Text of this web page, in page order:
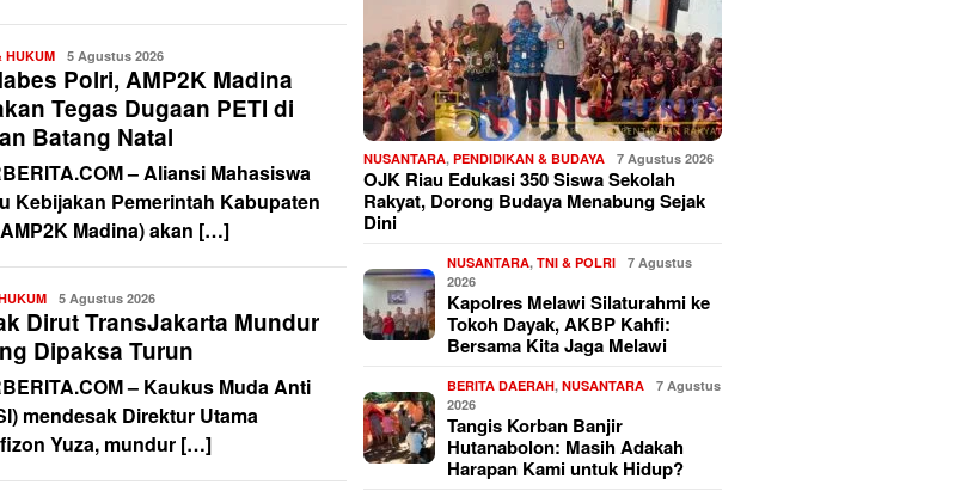
HUKUM Redaksi
5 Agustus 2026
Polri, AMP2K Madina
Tegas Dugaan PETI di
Batang Natal
– Aliansi Mahasiswa
Kebijakan Pemerintah Kabupaten
Madina) akan […]
Redaksi
5 Agustus 2026
Dirut TransJakarta Mundur
Dipaksa Turun
– Kaukus Muda Anti
mendesak Direktur Utama
Yuza, mundur […]
NUSANTARA,PENDIDIKAN & BUDAYA 7 Agustus 2026
OJK Riau Edukasi 350 Siswa Sekolah
Rakyat, Dorong Budaya Menabung Sejak
Dini
NUSANTARA,TNI & POLRI
7 Agustus
2026
Kapolres Melawi Silaturahmi ke
Tokoh Dayak, AKBP Kahfi:
Bersama Kita Jaga Melawi
BERITA DAERAH,NUSANTARA
7 Agustus
2026
Tangis Korban Banjir
Hutanabolon: Masih Adakah
Harapan Kami untuk Hidup?